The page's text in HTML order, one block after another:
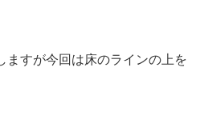
ますが今回は床のラインの上を